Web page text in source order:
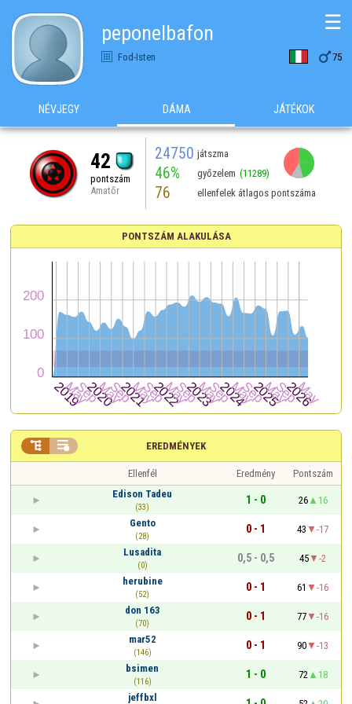
peponelbafon
Fod-Isten 75
☰
NÉVJEGY DÁMA JÁTÉKOK
42
pontszám
Amatőr
24750 játszma
46% győzelem (11289)
76 ellenfelek átlagos pontszáma
PONTSZÁM ALAKULÁSA
EREDMÉNYEK
 
Ellenfél Eredmény
Pontszám
Edison Tadeu
(33)
1 - 0 26
16
Gento
(28)
0 - 1 43
-17
Lusadita
(0)
0,5 - 0,5 45
-2
herubine
(52)
0 - 1 61
-16
don 163
(70)
0 - 1 77
-16
mar52
(146)
0 - 1 90
-13
bsimen
(116)
1 - 0 72
18
jeffbxl